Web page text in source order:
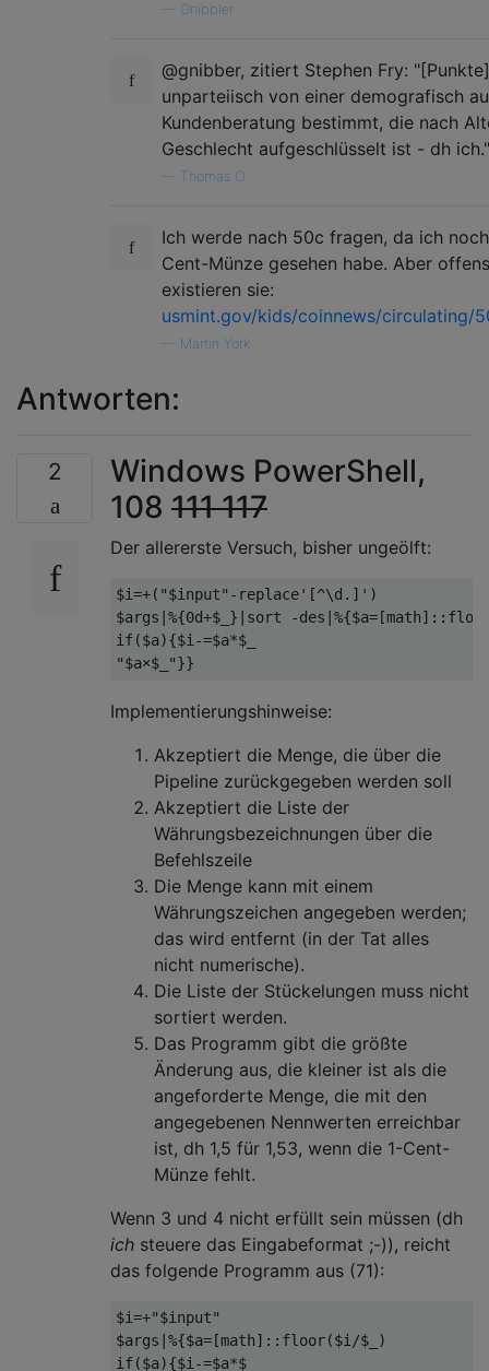
Gnibbler
@gnibber, zitiert Stephen Fry:
unparteiisch von einer demografisch
Kundenberatung bestimmt, die nach
Geschlecht aufgeschlüsselt ist - dh ich."
Thomas O
Ich werde nach 50c fragen, da ich
Cent-Münze gesehen habe. Aber
existieren sie:
usmint.gov/kids/coinnews/circulating/
Martin York
Antworten:
2
Windows PowerShell,
108 111117
Der allererste Versuch, bisher ungeölft:
$i=+("$input"-replace'[^\d.]')
$args|%{0d+$_}|sort -
if($a){$i-=$a*$_
Implementierungshinweise:
Akzeptiert die Menge, die über die
Pipeline zurückgegeben werden soll
Akzeptiert die Liste der
Währungsbezeichnungen über die
Befehlszeile
Die Menge kann mit einem
Währungszeichen angegeben werden;
das wird entfernt (in der Tat alles
nicht numerische).
Die Liste der Stückelungen muss nicht
sortiert werden.
Das Programm gibt die größte
Änderung aus, die kleiner ist als die
angeforderte Menge, die mit den
angegebenen Nennwerten erreichbar
ist, dh 1,5 für 1,53, wenn die 1-Cent-
Münze fehlt.
Wenn 3 und 4 nicht erfüllt sein müssen (dh
ich steuere das Eingabeformat ;-)), reicht
das folgende Programm aus (71):
$i=+"$input"
$args|%{$a=[math]::floor($i/$_)
if($a){$i-=$a*$_